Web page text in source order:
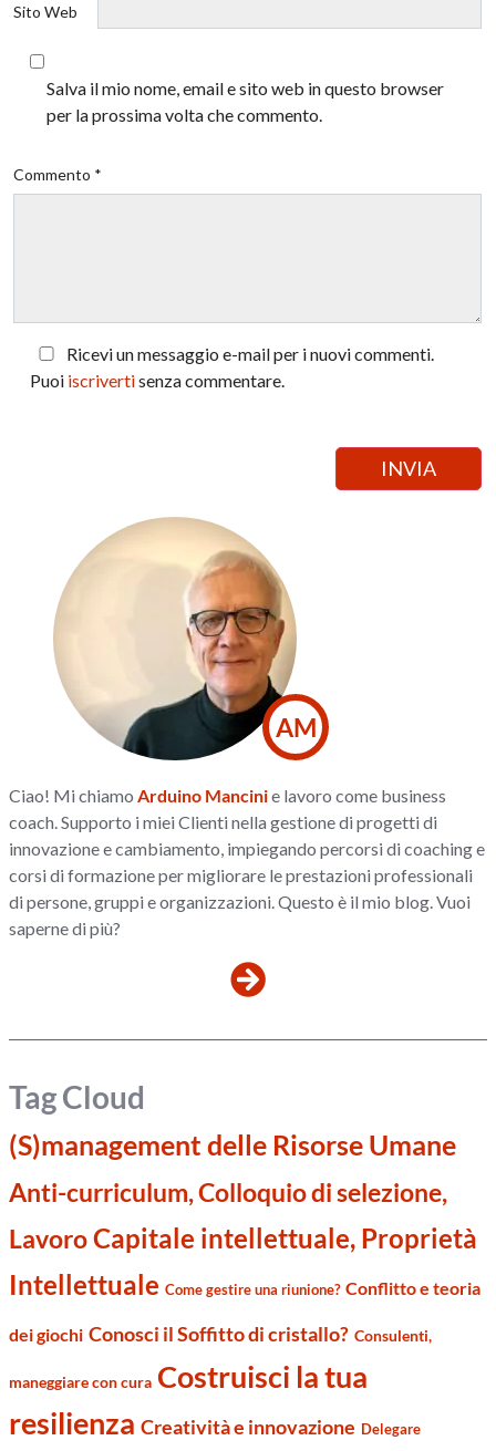
Sito Web
Salva il mio nome, email e sito web in questo browser
per la prossima volta che commento.
Commento *
Ricevi un messaggio e-mail per i nuovi commenti.
Puoi iscrivertisenza commentare.
AM
Ciao! Mi chiamo Arduino Mancinie lavoro come business
coach. Supporto i miei Clienti nella gestione di progetti di
innovazione e cambiamento, impiegando percorsi di coaching e
corsi di formazione per migliorare le prestazioni professionali
di persone, gruppi e organizzazioni. Questo è il mio blog. Vuoi
saperne di più?
Tag Cloud
(S)management delle Risorse Umane
Anti-curriculum, Colloquio di selezione,
LavoroCapitale intellettuale, Proprietà
Intellettuale Come gestire una riunione? Conflitto e teoria
dei giochi Conosci il Soffitto di cristallo? Consulenti,
maneggiare con cura Costruisci la tua
resilienza Creatività e innovazione Delegare